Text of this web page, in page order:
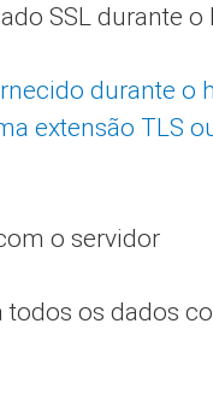
SSL durante o
durante o
extensão TLS
o servidor
todos os dados